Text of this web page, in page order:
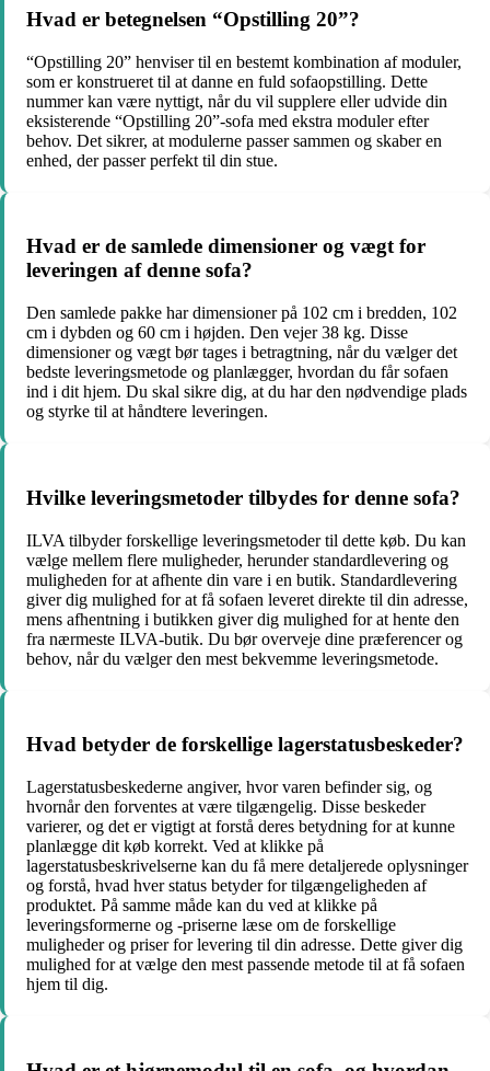
Hvad er betegnelsen “Opstilling 20”?
“Opstilling 20” henviser til en bestemt kombination af moduler,
som er konstrueret til at danne en fuld sofaopstilling. Dette
nummer kan være nyttigt, når du vil supplere eller udvide din
eksisterende “Opstilling 20”-sofa med ekstra moduler efter
behov. Det sikrer, at modulerne passer sammen og skaber en
enhed, der passer perfekt til din stue.
Hvad er de samlede dimensioner og vægt for
leveringen af denne sofa?
Den samlede pakke har dimensioner på 102 cm i bredden, 102
cm i dybden og 60 cm i højden. Den vejer 38 kg. Disse
dimensioner og vægt bør tages i betragtning, når du vælger det
bedste leveringsmetode og planlægger, hvordan du får sofaen
ind i dit hjem. Du skal sikre dig, at du har den nødvendige plads
og styrke til at håndtere leveringen.
Hvilke leveringsmetoder tilbydes for denne sofa?
ILVA tilbyder forskellige leveringsmetoder til dette køb. Du kan
vælge mellem flere muligheder, herunder standardlevering og
muligheden for at afhente din vare i en butik. Standardlevering
giver dig mulighed for at få sofaen leveret direkte til din adresse,
mens afhentning i butikken giver dig mulighed for at hente den
fra nærmeste ILVA-butik. Du bør overveje dine præferencer og
behov, når du vælger den mest bekvemme leveringsmetode.
Hvad betyder de forskellige lagerstatusbeskeder?
Lagerstatusbeskederne angiver, hvor varen befinder sig, og
hvornår den forventes at være tilgængelig. Disse beskeder
varierer, og det er vigtigt at forstå deres betydning for at kunne
planlægge dit køb korrekt. Ved at klikke på
lagerstatusbeskrivelserne kan du få mere detaljerede oplysninger
og forstå, hvad hver status betyder for tilgængeligheden af
produktet. På samme måde kan du ved at klikke på
leveringsformerne og -priserne læse om de forskellige
muligheder og priser for levering til din adresse. Dette giver dig
mulighed for at vælge den mest passende metode til at få sofaen
hjem til dig.